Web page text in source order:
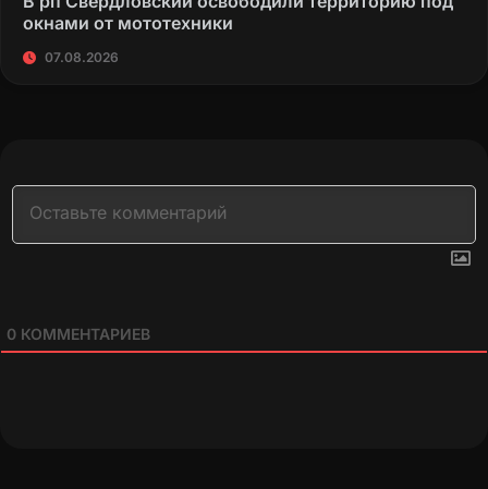
окнами от мототехники
07.08.2026
0 КОММЕНТАРИЕВ